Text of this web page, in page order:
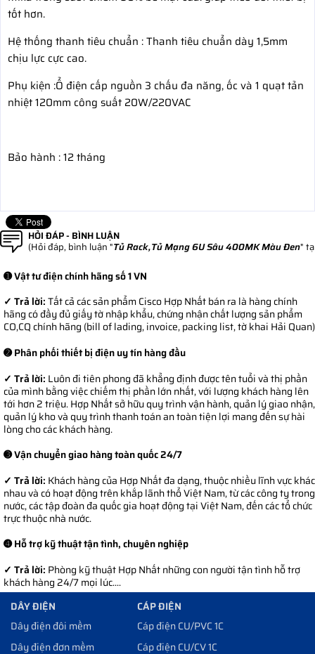
tốt hơn.
Hệ thống thanh tiêu chuẩn : Thanh tiêu chuẩn dày 1,5mm
chịu lực cực cao.
Phụ kiện :Ổ điện cấp nguồn 3 chấu đa năng, ốc và 1 quạt tản
nhiệt 120mm công suất 20W/220VAC
Bảo hành : 12 tháng
HỎI ĐÁP - BÌNH LUẬN
(Hỏi đáp, bình luận "Tủ Rack,Tủ Mạng 6U Sâu 400MK Màu Đen"
➊ Vật tư điện chính hãng số 1 VN
✓ Trả lời:Tất cả các sản phẩm Cisco Hợp Nhất bán ra là hàng chính
hãng có đầy đủ giấy tờ nhập khẩu, chứng nhận chất lượng sản phẩm
CO,CQ chính hãng (bill of lading, invoice, packing list, tờ khai Hải Quan)
➋ Phân phối thiết bị điện uy tín hàng đầu
✓ Trả lời: Luôn đi tiên phong đã khẳng định được tên tuổi và thị phần
của mình bằng việc chiếm thị phần lớn nhất, với lượng khách hàng lên
tới hơn 2 triệu. Hợp Nhất sở hữu quy trình vận hành, quản lý giao nhận,
quản lý kho và quy trình thanh toán an toàn tiện lợi mang đến sự hài
lòng cho các khách hàng.
➌ Vận chuyển giao hàng toàn quốc 24/7
✓ Trả lời: Khách hàng của Hợp Nhất đa dạng, thuộc nhiều lĩnh vực khác
nhau và có hoạt động trên khắp lãnh thổ Việt Nam, từ các công ty trong
nước, các tập đoàn đa quốc gia hoạt động tại Việt Nam, đến các tổ chức
trực thuộc nhà nước.
➍ Hỗ trợ kỹ thuật tận tình, chuyên nghiệp
✓ Trả lời: Phòng kỹ thuật Hợp Nhất những con người tận tình hỗ trợ
khách hàng 24/7 mọi lúc....
DÂY ĐIỆN
Dây điện đôi mềm
Dây điện đơn mềm
CÁP ĐIỆN
Cáp điện CU/PVC 1C
Cáp điện CU/CV 1C